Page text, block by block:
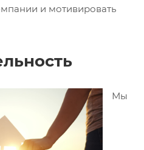
и мотивировать
Мы